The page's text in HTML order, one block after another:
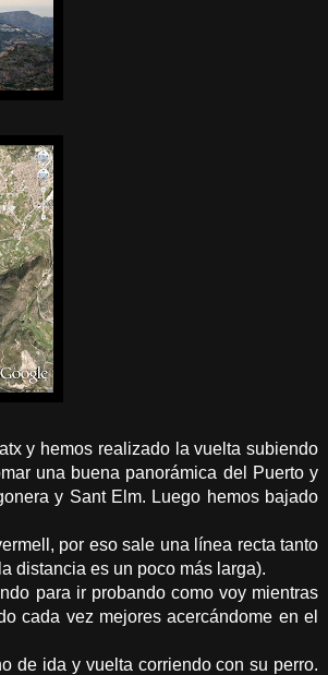
y hemos realizado la vuelta subiendo
una buena panorámica del Puerto y
y Sant Elm. Luego hemos bajado
por eso sale una línea recta tanto
distancia es un poco más larga).
para ir probando como voy mientras
cada vez mejores acercándome en el
de ida y vuelta corriendo con su perro.